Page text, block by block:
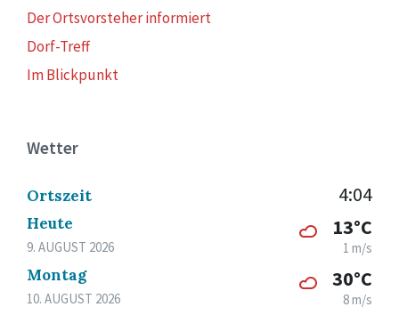
Der Ortsvorsteher informiert
Dorf-Treff
Im Blickpunkt
Wetter
Ortszeit 4:04
Heute
9. AUGUST 2026
13°C
1 m/s
Montag
10. AUGUST 2026
30°C
8 m/s